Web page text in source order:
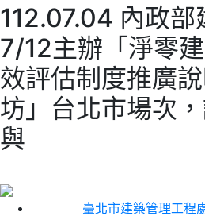
112.07.04 內政部
7/12主辦「淨零
效評估制度推廣
坊」台北市場次
與
臺北市建築管理工程